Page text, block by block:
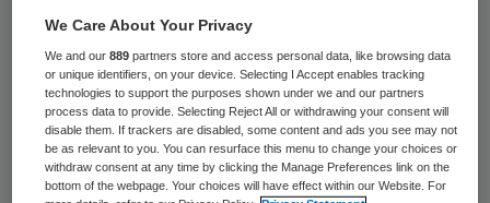
GGD Nederland wil de minimumleeftijd voor
gebruik van alcohol verhogen naar 18 jaar
alsmede een wettelijke minimumprijs voor
alcohol instellen. Ook wil GGD Nederland
We Care About Your Privacy
We and our889 partners store and access personal data, like browsing data
or unique identifiers, on your device. Selecting I Accept enables tracking
technologies to support the purposes shown under we and our partners
process data to provide. Selecting Reject All or withdrawing your consent will
disable them. If trackers are disabled, some content and ads you see may not
be as relevant to you. You can resurface this menu to change your choices or
withdraw consent at any time by clicking the Manage Preferences link on the
bottom of the webpage. Your choices will have effect within our Website. For